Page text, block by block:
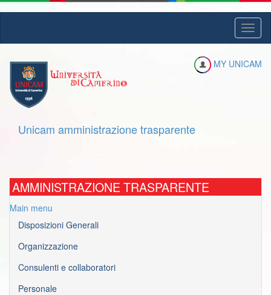
contenuto
Unicam amministrazione trasparente
MY UNICAM
AMMINISTRAZIONE TRASPARENTE
Main menu
Disposizioni Generali
Organizzazione
Consulenti e collaboratori
Personale